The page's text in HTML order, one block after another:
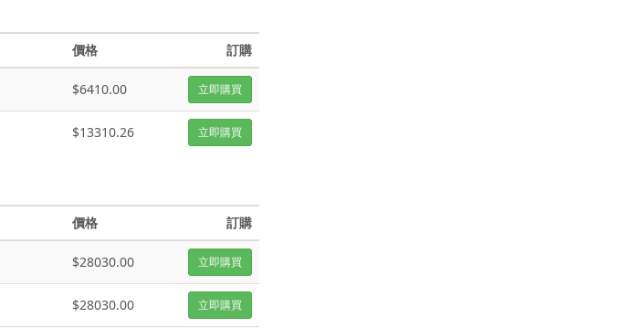
價格 訂購
$6410.00 立即購買
$13310.26 立即購買
價格 訂購
$28030.00 立即購買
$28030.00 立即購買